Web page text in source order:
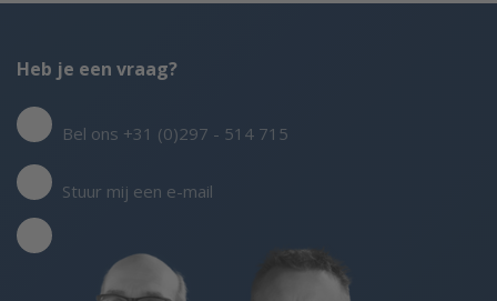
Heb je een vraag?
Bel ons +31 (0)297 - 514 715
Stuur mij een e-mail